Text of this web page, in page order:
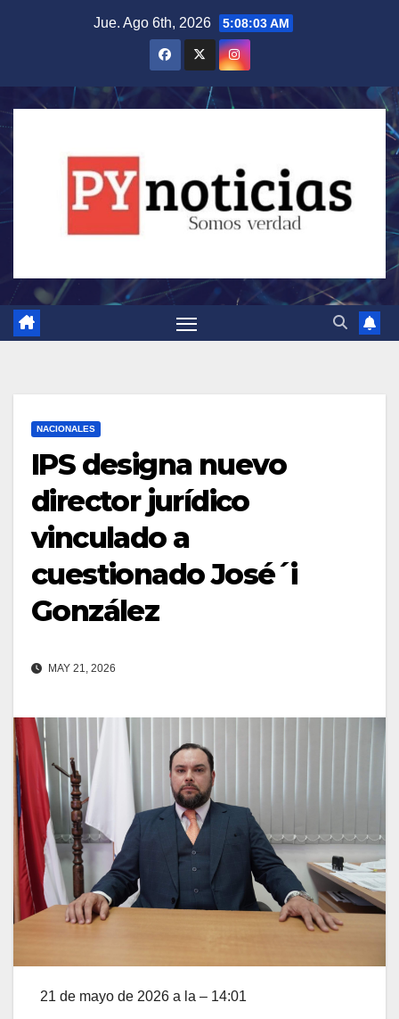
Jue. Ago 6th, 2026 5:08:04 AM
NACIONALES
IPS designa nuevo
director jurídico
vinculado a
cuestionado José´i
González
MAY 21, 2026
21 de mayo de 2026 a la – 14:01